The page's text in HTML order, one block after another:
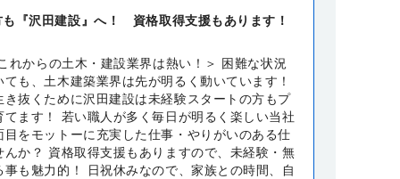
沢田建設』へ！ 資格取得支援もあります！
からの土木・建設業界は熱い！＞ 困難な状況
も、土木建築業界は先が明るく動いています！
き抜くために沢田建設は未経験スタートの方もプ
てます！ 若い職人が多く毎日が明るく楽しい当社
目をモットーに充実した仕事・やりがいのある仕
んか？ 資格取得支援もありますので、未経験・無
事も魅力的！ 日祝休みなので、家族との時間、自